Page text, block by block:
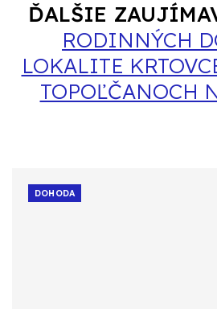
ĎALŠIE
RODINNÝCH
LOKALITE
TOPOĽČANOCH
DOHODA